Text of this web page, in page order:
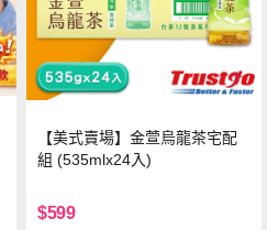
【美式賣場】金萱烏龍茶宅配
組 (535mlx24入)
$599